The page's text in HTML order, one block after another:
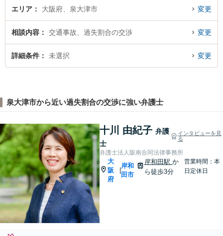
エリア 大阪府、泉大津市 変更
相談内容 交通事故、過失割合の交渉 変更
詳細条件 未選択 変更
泉大津市から近い過失割合の交渉に強い弁護士
十川 由紀子 弁護
士
インタビューを見
る
弁護士法人阪南合同法律事務所
大
阪
府
岸和
田市
岸和田駅か
ら徒歩3分
営業時間：本
日定休日